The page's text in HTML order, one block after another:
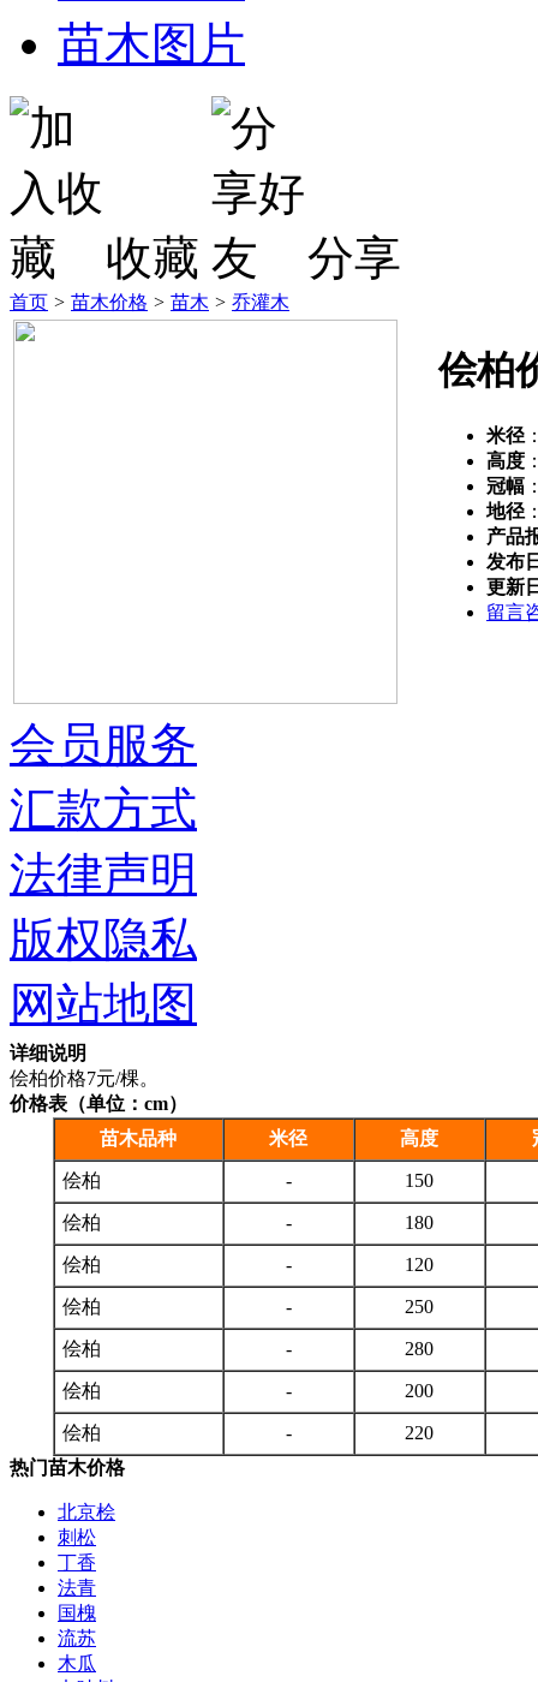
苗木图片
收藏 分享
首页 > 苗木价格 > 苗木 > 乔灌木
侩柏
米径
高度
冠幅
地径
产品
发布
更新
留言
详细说明
侩柏价格7元/棵。
价格表（单位：cm）
苗木品种
米径 高度
侩柏 - 150
侩柏 - 180
侩柏 - 120
侩柏 - 250
侩柏 - 280
侩柏 - 200
侩柏 -
220
热门苗木价格
北京桧
刺松
丁香
法青
国槐
流苏
木瓜
会员服务
汇款方式
法律声明
版权隐私
网站地图